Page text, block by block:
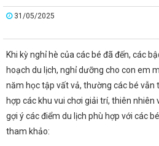
31/05/2025
Khi kỳ nghỉ hè của các bé đã đến, các
hoạch du lịch, nghỉ dưỡng cho con em
năm học tập vất vả, thường các bé vẫn
hợp các khu vui chơi giải trí, thiên nhiên
gợi ý các điểm du lịch phù hợp với các
tham khảo: